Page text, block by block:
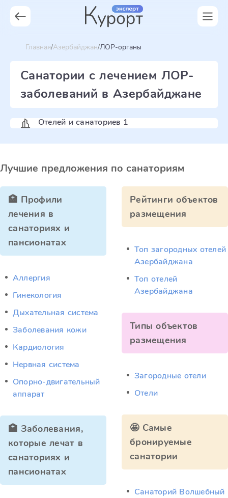
Главная Азербайджан ЛОР-органы
Санатории с лечением ЛОР-
заболеваний в Азербайджане
Отелей и санаториев 1
Лучшие предложения по санаториям
🏥 Профили
лечения в
санаториях и
пансионатах
Аллергия
Гинекология
Дыхательная система
Заболевания кожи
Кардиология
Нервная система
Опорно-двигательный
аппарат
🏥 Заболевания,
которые лечат в
санаториях и
пансионатах
Рейтинги объектов
размещения
Топ загородных отелей
Азербайджана
Топ отелей
Азербайджана
Типы объектов
размещения
Загородные отели
Отели
🤩 Самые
бронируемые
санатории
Санаторий Волшебный